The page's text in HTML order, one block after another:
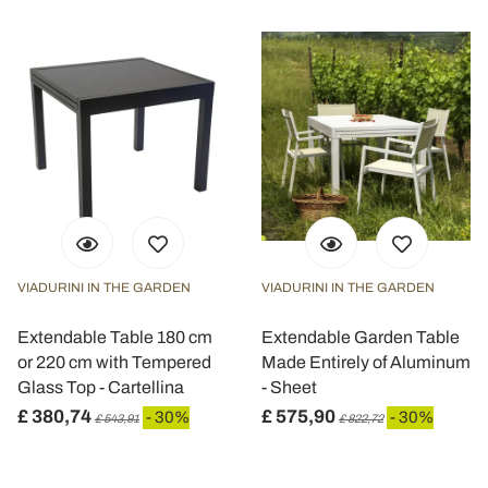
con altre informazioni che ha fornito loro o che hanno
raccolto dal suo utilizzo dei loro servizi.
VIADURINI IN THE GARDEN
Extendable Table 180 cm
or 220 cm with Tempered
Glass Top - Cartellina
£ 380,74 £ 543,91 - 30%
VIADURINI IN THE GARDEN
Extendable Garden Table
Made Entirely of Aluminum
- Sheet
£ 575,90 £ 822,72 - 30%